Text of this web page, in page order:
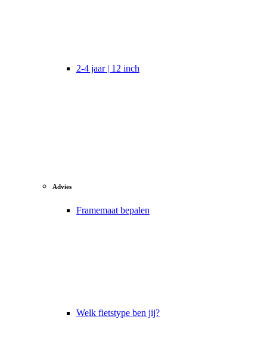
2-4 jaar | 12 inch
Advies
Framemaat bepalen
Welk fietstype ben jij?